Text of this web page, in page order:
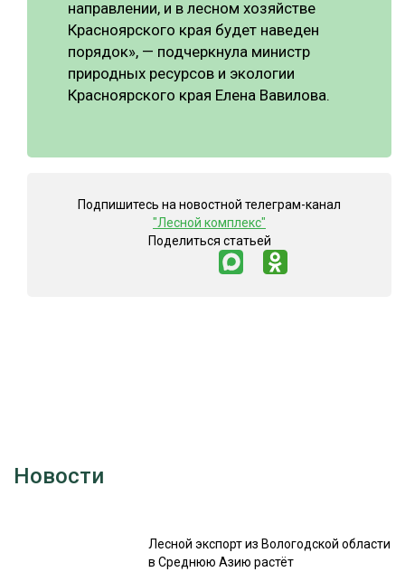
направлении, и в лесном хозяйстве
Красноярского края будет наведен
порядок», — подчеркнула министр
природных ресурсов и экологии
Красноярского края Елена Вавилова.
Подпишитесь на новостной телеграм-канал
"Лесной комплекс"
Поделиться статьей
Новости
Лесной экспорт из Вологодской области
в Среднюю Азию растёт